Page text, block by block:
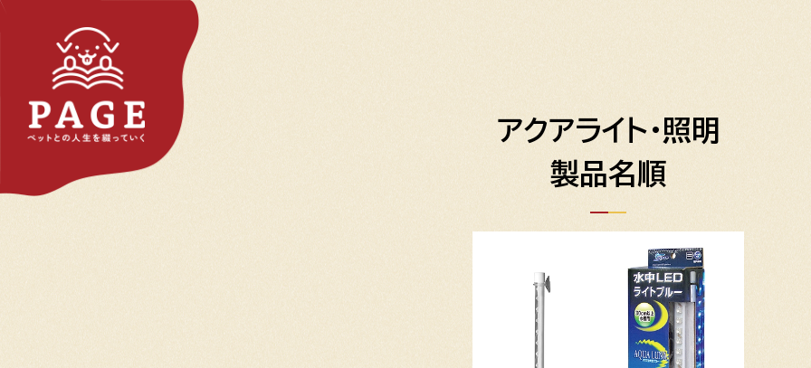
アクアライト・照明
製品名順